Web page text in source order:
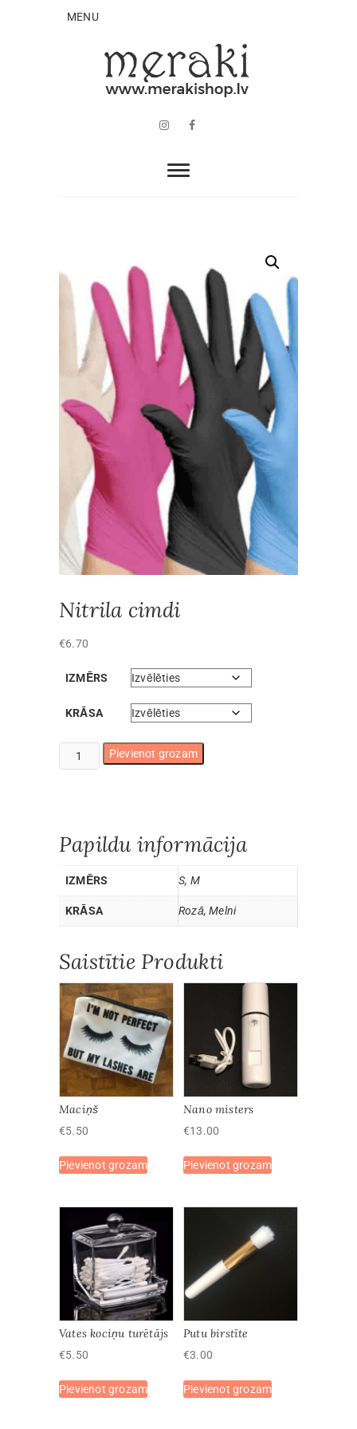
MENU
InstagramFacebook
Nitrila cimdi
€6.70
IZMĒRS
KRĀSA
Nitrila
cimdi
Pievienot grozam
Papildu informācija
IZMĒRS S, M
KRĀSA Rozā, Melni
Saistītie Produkti
Maciņš
€5.50
Pievienot grozam
Nano misters
€13.00
Pievienot grozam
Vates kociņu turētājs
€5.50
Pievienot grozam
Putu birstīte
€3.00
Pievienot grozam